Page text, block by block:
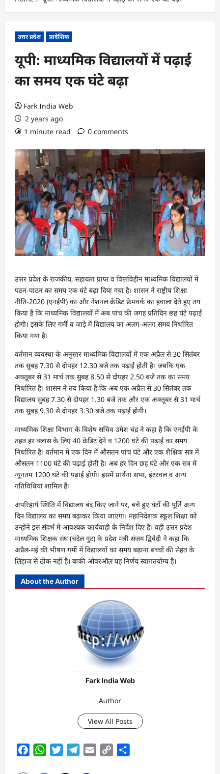
उत्तर प्रदेश प्रादेशिक
यूपी: माध्यमिक विद्यालयों में पढ़ाई
का समय एक घंटे बढ़ा
Fark India Web
2 years ago
1 minute read
0 comments
उत्तर प्रदेश के राजकीय, सहायता प्राप्त व वित्तविहीन माध्यमिक विद्यालयों में
पठन-पाठन का समय एक घंटे बढ़ा दिया गया है। शासन ने राष्ट्रीय शिक्षा
नीति-2020 (एनईपी) का और नेशनल क्रेडिट फ्रेमवर्क का हवाला देते हुए तय
किया है कि माध्यमिक विद्यालयों में अब पांच की जगह प्रतिदिन छह घंटे पढ़ाई
होगी। इसके लिए गर्मी व जाड़े में विद्यालय का अलग-अलग समय निर्धारित
किया गया है।
वर्तमान व्यवस्था के अनुसार माध्यमिक विद्यालयों में एक अप्रैल से 30 सितंबर
तक सुबह 7.30 से दोपहर 12.30 बजे तक पढ़ाई होती है। जबकि एक
अक्तूबर से 31 मार्च तक सुबह 8.50 से दोपहर 2.50 बजे तक का समय
निर्धारित है। शासन ने तय किया है कि अब एक अप्रैल से 30 सितंबर तक
विद्यालय सुबह 7.30 से दोपहर 1.30 बजे तक और एक अक्तूबर से 31 मार्च
तक सुबह 9.30 से दोपहर 3.30 बजे तक पढ़ाई होगी।
माध्यमिक शिक्षा विभाग के विशेष सचिव उमेश चंद्र ने कहा है कि एनईपी के
तहत हर क्लास के लिए 40 क्रेडिट देने व 1200 घंटे की पढ़ाई का समय
निर्धारित है। वर्तमान में एक दिन में औसतन पांच घंटे और एक शैक्षिक सत्र में
औसतन 1100 घंटे की पढ़ाई होती है। अब हर दिन छह घंटे और एक सत्र में
न्यूनतम 1200 घंटे की पढ़ाई होगी। इसमें प्रार्थना सभा, इंटरवल व अन्य
गतिविधियां शामिल हैं।
अपरिहार्य स्थिति में विद्यालय बंद किए जाने पर, बचे हुए घंटों की पूर्ति अन्य
दिन विद्यालय का समय बढ़ाकर किया जाएगा। महानिदेशक स्कूल शिक्षा को
उन्होंने इस संदर्भ में आवश्यक कार्यवाही के निर्देश दिए हैं। वहीं उत्तर प्रदेश
माध्यमिक शिक्षक संघ (चंदेल गुट) के प्रदेश मंत्री संजय द्विवेदी ने कहा कि
अप्रैल-मई की भीषण गर्मी में विद्यालयों का समय बढ़ाना बच्चों की सेहत के
लिहाज से ठीक नहीं है। बाकी ओवरऑल यह निर्णय स्वागतयोग्य है।
About the Author
Fark India Web
Author
View All Posts
FacebookWhatsAppTwitterTelegram
Email
Copy